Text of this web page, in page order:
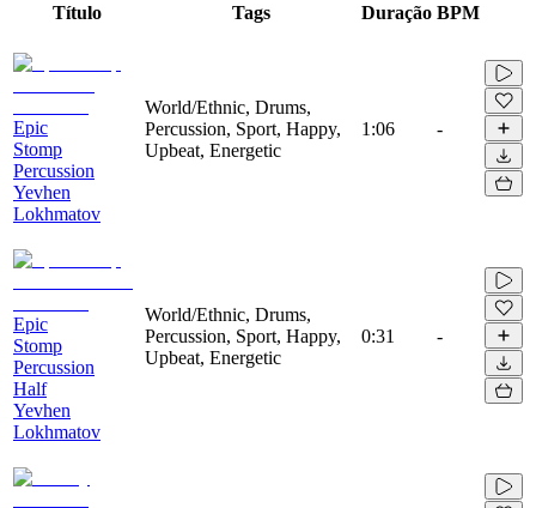
Título Tags Duração BPM
Epic
Stomp
Percussion
Yevhen
Lokhmatov
World/Ethnic, Drums,
Percussion, Sport, Happy,
Upbeat, Energetic
1:06 -
Epic
Stomp
Percussion
Half
Yevhen
Lokhmatov
World/Ethnic, Drums,
Percussion, Sport, Happy,
Upbeat, Energetic
0:31 -